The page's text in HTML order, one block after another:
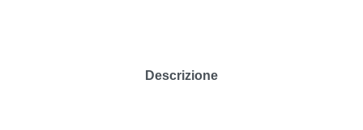
Descrizione